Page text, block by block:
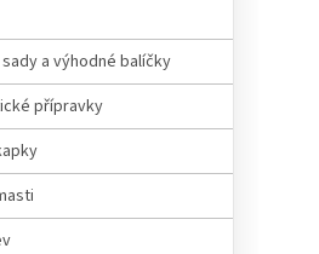
a výhodné balíčky
přípravky